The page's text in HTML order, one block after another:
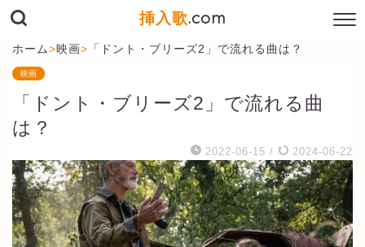
挿入歌.com
ホーム>映画> 「ドント・ブリーズ2」で流れる曲は？
映画
「ドント・ブリーズ2」で流れる曲
は？
2022-06-15 / 2024-06-22